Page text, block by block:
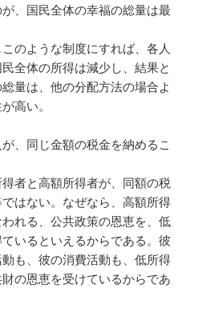
、国民全体の幸福の総量は最
のような制度にすれば、各人
全体の所得は減少し、結果と
量は、他の分配方法の場合よ
高い。
、同じ金額の税金を納めるこ
者と高額所得者が、同額の税
はない。なぜなら、高額所得
れる、公共政策の恩恵を、低
いるといえるからである。彼
も、彼の消費活動も、低所得
の恩恵を受けているからであ